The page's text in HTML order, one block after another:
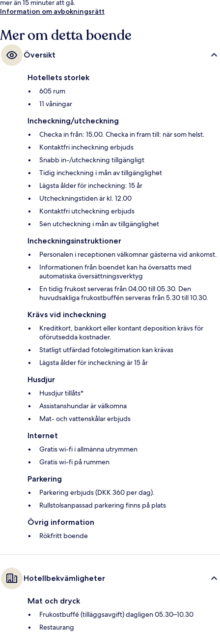
mer än 15 minuter att gå.
Information om avbokningsrätt
Mer om detta boende
Översikt
Hotellets storlek
605 rum
11 våningar
Incheckning/utcheckning
Checka in från: 15.00. Checka in fram till: när som helst.
Kontaktfri incheckning erbjuds
Snabb in-/utcheckning tillgängligt
Tidig incheckning i mån av tillgänglighet
Lägsta ålder för incheckning: 15 år
Utcheckningstiden är kl. 12.00
Kontaktfri utcheckning erbjuds
Sen utcheckning i mån av tillgänglighet
Incheckningsinstruktioner
Personalen i receptionen välkomnar gästerna vid ankomst.
Informationen från boendet kan ha översatts med
automatiska översättningsverktyg
En tidig frukost serveras från 04.00 till 05.30. Den
huvudsakliga frukostbuffén serveras från 5.30 till 10.30.
Krävs vid incheckning
Kreditkort, bankkort eller kontant deposition krävs för
oförutsedda kostnader.
Statligt utfärdad fotolegitimation kan krävas
Lägsta ålder för incheckning är 15 år
Husdjur
Husdjur tillåts*
Assistanshundar är välkomna
Mat- och vattenskålar erbjuds
Internet
Gratis wi-fi i allmänna utrymmen
Gratis wi-fi på rummen
Parkering
Parkering erbjuds (DKK 360 per dag).
Rullstolsanpassad parkering finns på plats
Övrig information
Rökfritt boende
Hotellbekvämligheter
Mat och dryck
Frukostbuffé (tilläggsavgift) dagligen 05.30–10.30
Restaurang